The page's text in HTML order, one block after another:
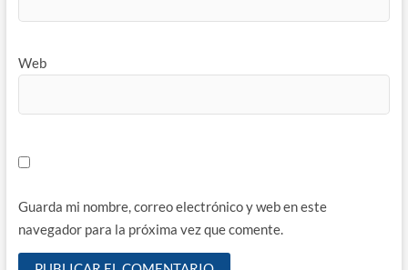
Web
Guarda mi nombre, correo electrónico y web en este
navegador para la próxima vez que comente.